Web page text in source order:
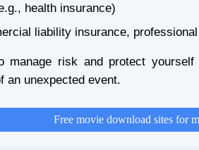
health insurance)
liability insurance,
manage risk and protect
an unexpected event.
Free movie download sites for